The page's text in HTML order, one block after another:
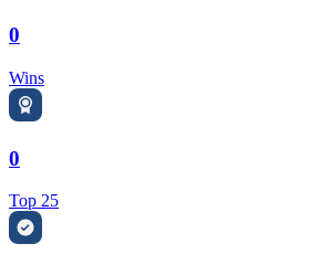
0
Wins
0
Top 25